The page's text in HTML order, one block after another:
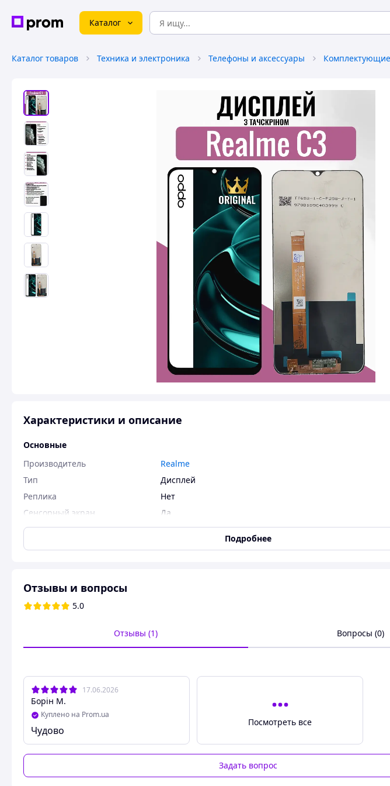
Каталог
Каталог товаров Техника и электроника Телефоны и аксессуары
Характеристики и описание
Основные
Производитель
Realme
Тип
Дисплей
Реплика
Нет
Сенсорный экран
Да
Цвет
Черный
Страна производитель
Диагональ экрана
Тип сенсорного экрана
Материал
Стекло
Класс качества
Оригинал
Модель телефона
Назва
Дисплей Realme C3 Оригінал, екранний модуль на
(клей 15мл)
Подробнее
Отзывы и вопросы
5.0
Отзывы (1) Вопросы (0)
17.06.2026
Борін М.
Куплено на Prom.ua
Чудово
Посмотреть все
Задать вопрос